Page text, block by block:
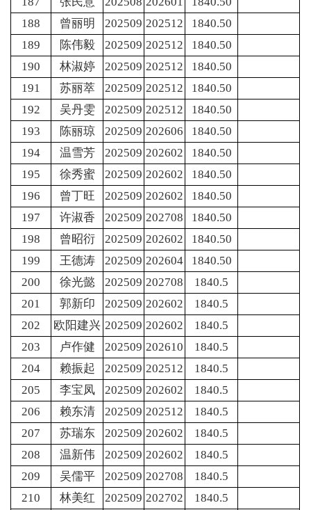
188
曾丽明 202509 202512
1840.50
189
陈伟毅 202509 202512
1840.50
190
林淑婷 202509 202512
1840.50
191
苏丽萃 202509 202512
1840.50
192
吴丹雯 202509 202512
1840.50
193
陈丽琼 202509 202606
1840.50
194
温雪芳 202509 202602
1840.50
195
徐秀蜜 202509 202602
1840.50
196
曾丁旺 202509 202602
1840.50
197
许淑香 202509 202708
1840.50
198
曾昭衍 202509 202602
1840.50
199
王德涛 202509 202604
1840.50
200
徐光懿 202509 202708
1840.5
201
郭新印 202509 202602
1840.5
202
欧阳建兴 202509 202602
1840.5
203
卢作健 202509 202610
1840.5
204
赖振起 202509 202512
1840.5
205
李宝凤 202509 202602
1840.5
206
赖东清 202509 202512
1840.5
207
苏瑞东 202509 202602
1840.5
208
温新伟 202509 202602
1840.5
209
吴儒平 202509 202708
1840.5
210
林美红 202509 202702
1840.5